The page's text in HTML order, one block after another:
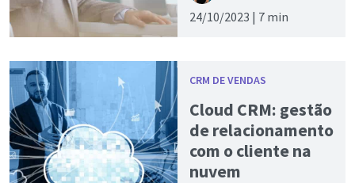
24/10/2023 | 7 min
CRM DE VENDAS
Cloud CRM: gestão
de relacionamento
com o cliente na
nuvem